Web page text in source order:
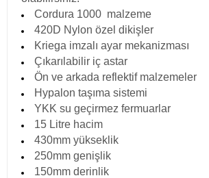
Cordura 1000 malzeme
420D Nylon özel dikişler
Kriega imzalı ayar mekanizması
Çıkarılabilir iç astar
Ön ve arkada reflektif malzemeler
Hypalon taşıma sistemi
YKK su geçirmez fermuarlar
15 Litre hacim
430mm yükseklik
250mm genişlik
150mm derinlik